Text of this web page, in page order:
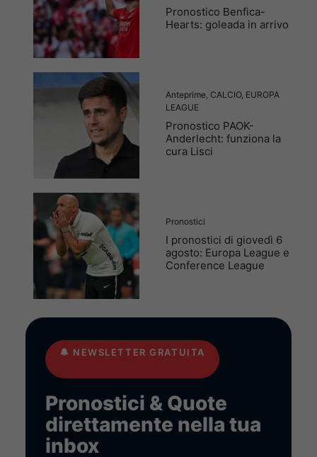
Pronostico Benfica-
Hearts: goleada in arrivo
Anteprime, CALCIO, EUROPA
LEAGUE
Pronostico PAOK-
Anderlecht: funziona la
cura Lisci
Pronostici
I pronostici di giovedì 6
agosto: Europa League e
Conference League
🔔 NEWSLETTER GRATUITA
Pronostici & Quote
direttamente nella tua
inbox